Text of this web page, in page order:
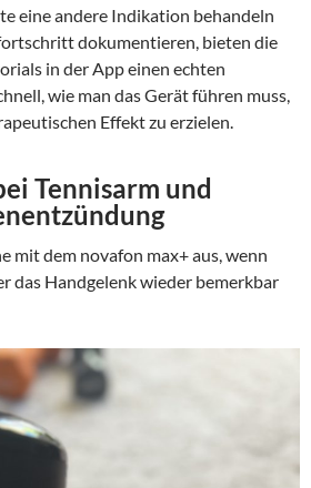
eine andere Indikation behandeln
dokumentieren, bieten die
in der App einen echten
wie man das Gerät führen muss,
Effekt zu erzielen.
Tennisarm und
mit dem novafon max+ aus, wenn
das Handgelenk wieder bemerkbar